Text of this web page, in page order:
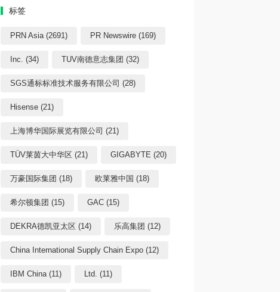
标签
PRN Asia (2691) PR Newswire (169)
Inc. (34) TUV南德意志集团 (32)
SGS通标标准技术服务有限公司 (28)
Hisense (21)
上海博华国际展览有限公司 (21)
TÜV莱茵大中华区 (21) GIGABYTE (20)
万豪国际集团 (18) 欧莱雅中国 (18)
希尔顿集团 (15) GAC (15)
DEKRA德凯亚太区 (14) 乐高集团 (12)
China International Supply Chain Expo (12)
IBM China (11) Ltd. (11)